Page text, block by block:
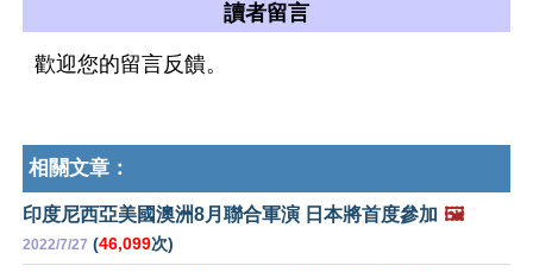
讀者留言
歡迎您的留言反饋。
相關文章：
印度尼西亞美國澳洲8月聯合軍演 日本將首度參加 🖼️
2022/7/27 (46,099次)